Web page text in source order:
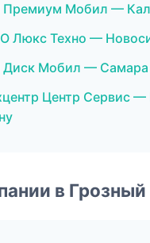
Мобил —
Люкс Техно —
Мобил — Самара
Центр Сервис —
в Грозный